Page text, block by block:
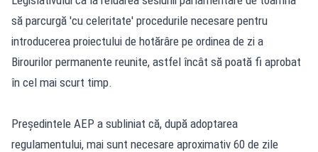
să parcurgă 'cu celeritate' procedurile necesare pentru
introducerea proiectului de hotărâre pe ordinea de zi a
Birourilor permanente reunite, astfel încât să poată fi aprobat
în cel mai scurt timp.
Președintele AEP a subliniat că, după adoptarea
regulamentului, mai sunt necesare aproximativ 60 de zile